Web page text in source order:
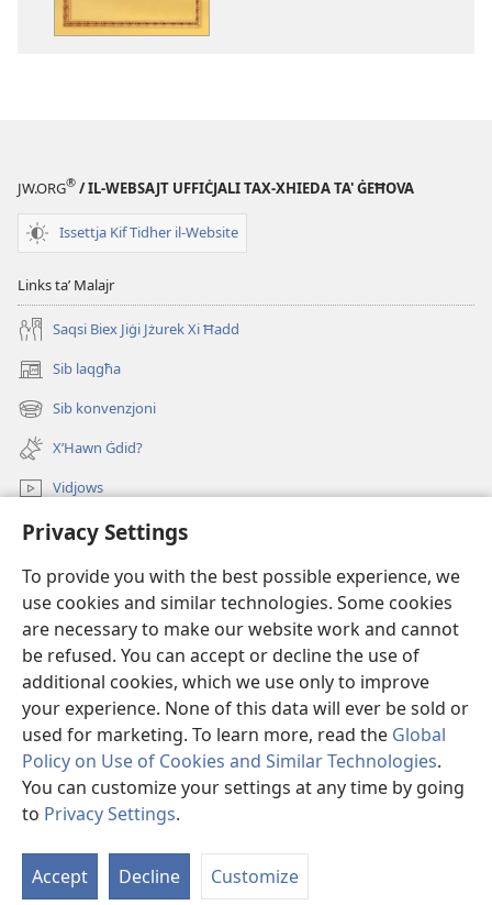
Privacy Settings
To provide you with the best possible experience, we
use cookies and similar technologies. Some cookies
are necessary to make our website work and cannot
be refused. You can accept or decline the use of
additional cookies, which we use only to improve
your experience. None of this data will ever be sold or
used for marketing. To learn more, read the Global
Policy on Use of Cookies and Similar Technologies.
You can customize your settings at any time by going
to Privacy Settings.
Accept Decline Customize
JW.ORG® / IL-WEBSAJT UFFIĊJALI TAX-XHIEDA TA' ĠEĦOVA
Issettja Kif Tidher il-Website
Links taʼ Malajr
Saqsi Biex Jiġi Jżurek Xi Ħadd
Sib laqgħa
(opens
new
window)
Sib konvenzjoni
(opens
new
window)
X’Hawn Ġdid?
Vidjows
Fittex f’JW.ORG
Donazzjonijiet
(opens
new
window)LIBRERIJA ONLAJN tat-Torri tal-Għassa
(opens
new
window)JW Hub ®
(opens
new
window)
Copyright© 2026 Watch Tower Bible and Tract Society of Pennsylvania.
TERMINI TAL-UŻU|